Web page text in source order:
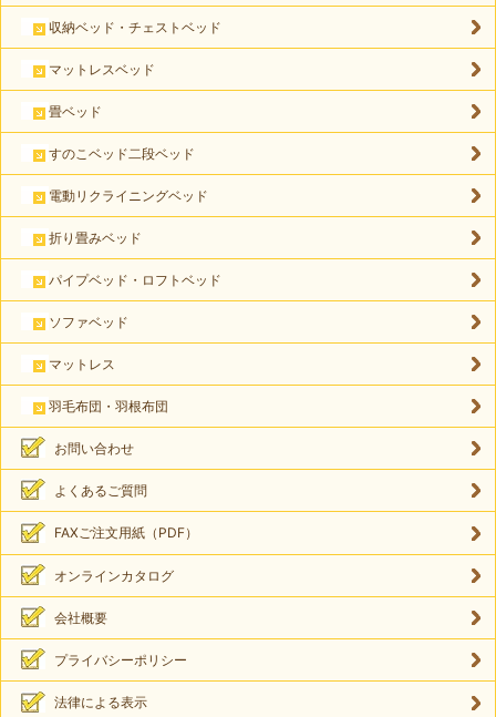
収納ベッド・チェストベッド
マットレスベッド
畳ベッド
すのこベッド二段ベッド
電動リクライニングベッド
折り畳みベッド
パイプベッド・ロフトベッド
ソファベッド
マットレス
羽毛布団・羽根布団
お問い合わせ
よくあるご質問
FAXご注文用紙（PDF）
オンラインカタログ
会社概要
プライバシーポリシー
法律による表示